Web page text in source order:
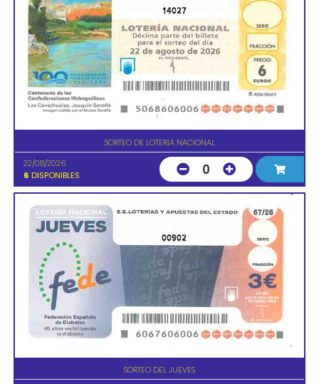
14027
SORTEO DE LOTERIA NACIONAL
22/08/2026
6 DISPONIBLES 0
00902
SORTEO DEL JUEVES